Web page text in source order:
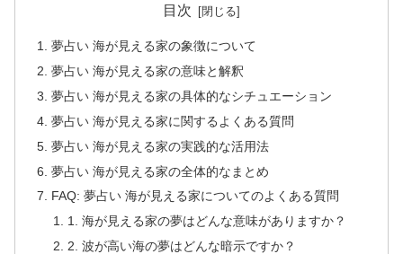
目次
夢占い 海が見える家の象徴について
夢占い 海が見える家の意味と解釈
夢占い 海が見える家の具体的なシチュエーション
夢占い 海が見える家に関するよくある質問
夢占い 海が見える家の実践的な活用法
夢占い 海が見える家の全体的なまとめ
FAQ: 夢占い 海が見える家についてのよくある質問
1. 海が見える家の夢はどんな意味がありますか？
2. 波が高い海の夢はどんな暗示ですか？